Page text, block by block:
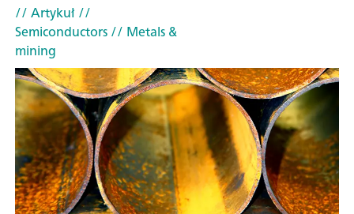
// Artykuł//
Semiconductors// Metals &
mining